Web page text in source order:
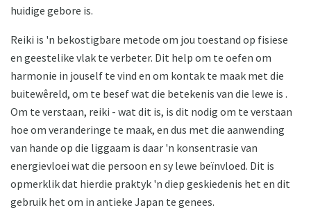
huidige gebore is.
Reiki is 'n bekostigbare metode om jou toestand op fisiese
en geestelike vlak te verbeter. Dit help om te oefen om
harmonie in jouself te vind en om kontak te maak met die
buitewêreld, om te besef wat die betekenis van die lewe is .
Om te verstaan, reiki - wat dit is, is dit nodig om te verstaan ​​
hoe om veranderinge te maak, en dus met die aanwending
van hande op die liggaam is daar 'n konsentrasie van
energievloei wat die persoon en sy lewe beïnvloed. Dit is
opmerklik dat hierdie praktyk 'n diep geskiedenis het en dit
gebruik het om in antieke Japan te genees.